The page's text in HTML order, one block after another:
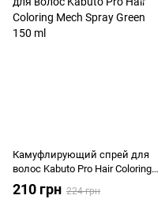
Камуфлирующий спрей для
волос Kabuto Pro Hair Coloring
Mech Spray Green 150 ml
210 грн 224 грн